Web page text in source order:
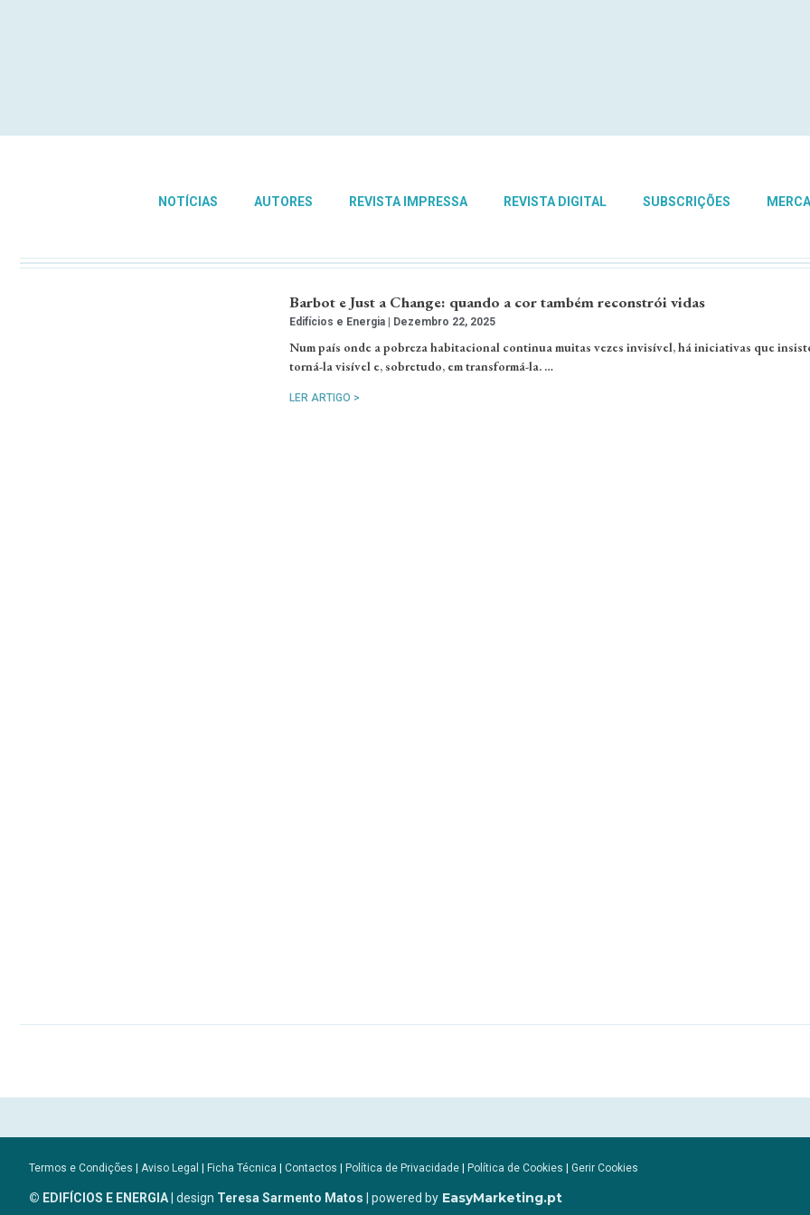
NOTÍCIAS AUTORES REVISTA IMPRESSA REVISTA DIGITAL SUBSCRIÇÕES
Barbot e Just a Change: quando a cor também reconstrói vidas
Edifícios e Energia Dezembro 22, 2025
Num país onde a pobreza habitacional continua muitas vezes invisível, há iniciativas que
torná-la visível e, sobretudo, em transformá-la. …
LER ARTIGO >
Termos e Condições | Aviso Legal | Ficha Técnica | Contactos | Política de Privacidade | Política de Cookies | Gerir Cookies
© EDIFÍCIOS E ENERGIA| design Teresa Sarmento Matos | powered by EasyMarketing.pt